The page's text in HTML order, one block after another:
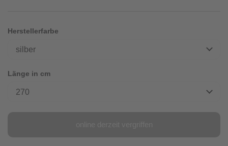
Herstellerfarbe
silber
Länge in cm
270